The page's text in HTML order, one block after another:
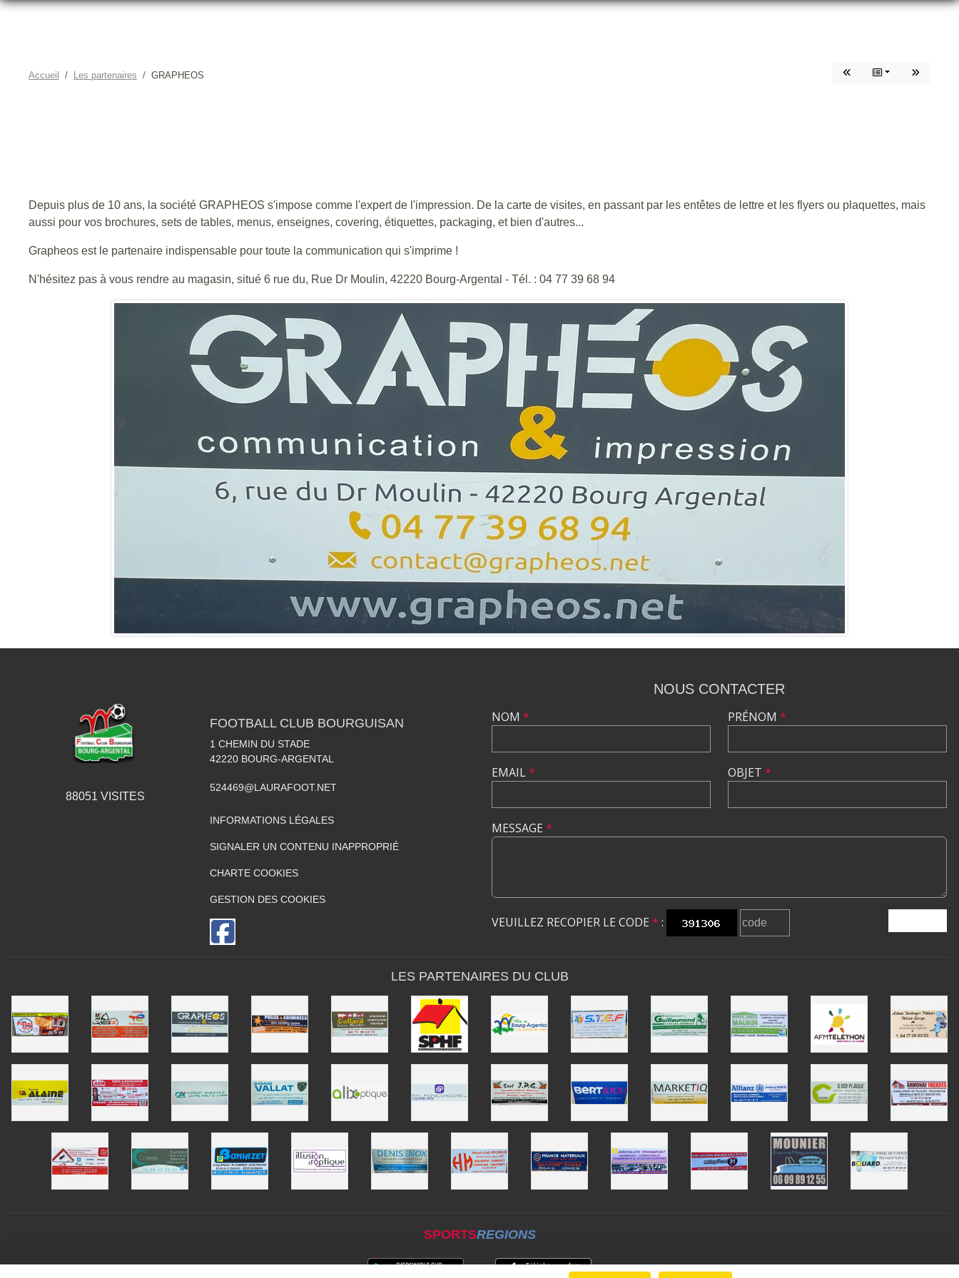
Accueil Les partenaires GRAPHEOS
Depuis plus de 10 ans, la société GRAPHEOS s'impose comme l'expert de l'impression. De la carte de visites, en passant par les entêtes de lettre et les flyers ou plaquettes, mais
aussi pour vos brochures, sets de tables, menus, enseignes, covering, étiquettes, packaging, et bien d'autres...
Grapheos est le partenaire indispensable pour toute la communication qui s'imprime !
N'hésitez pas à vous rendre au magasin, situé 6 rue du, Rue Dr Moulin, 42220 Bourg-Argental - Tél. : 04 77 39 68 94
88051 VISITES
FOOTBALL CLUB BOURGUISAN
1 CHEMIN DU STADE
42220 BOURG-ARGENTAL
524469@LAURAFOOT.NET
INFORMATIONS LÉGALES
SIGNALER UN CONTENU INAPPROPRIÉ
CHARTE COOKIES
GESTION DES COOKIES
NOUS CONTACTER
NOM *
EMAIL*
PRÉNOM *
OBJET *
MESSAGE *
VEUILLEZ RECOPIER LE CODE * :
LES PARTENAIRES DU CLUB
SPORTSREGIONS